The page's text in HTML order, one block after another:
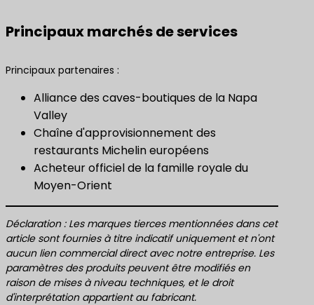
Principaux marchés de services
Principaux partenaires :
Alliance des caves-boutiques de la Napa
Valley
Chaîne d'approvisionnement des
restaurants Michelin européens
Acheteur officiel de la famille royale du
Moyen-Orient
Déclaration : Les marques tierces mentionnées dans cet
article sont fournies à titre indicatif uniquement et n'ont
aucun lien commercial direct avec notre entreprise. Les
paramètres des produits peuvent être modifiés en
raison de mises à niveau techniques, et le droit
d'interprétation appartient au fabricant.